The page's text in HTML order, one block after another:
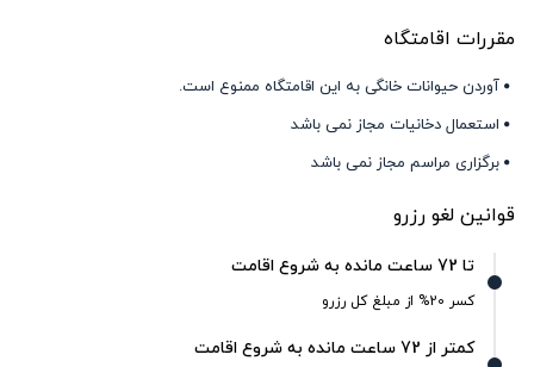
مقررات اقامتگاه
آوردن حیوانات خانگی به این اقامتگاه ممنوع است.
استعمال دخانیات مجاز نمی باشد
برگزاری مراسم مجاز نمی باشد
قوانین لغو رزرو
تا 72 ساعت مانده به شروع اقامت
کسر 20% از مبلغ کل رزرو
کمتر از 72 ساعت مانده به شروع اقامت